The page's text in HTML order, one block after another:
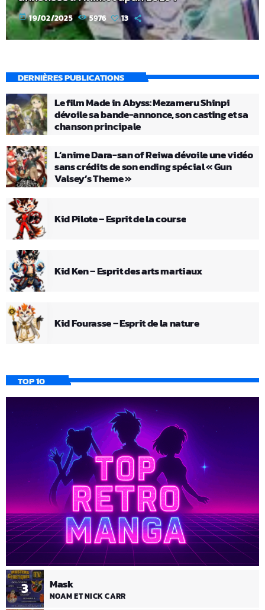
today 19/02/2025 5976 13
DERNIÈRES PUBLICATIONS
Le film Made in Abyss: Mezameru Shinpi
dévoile sa bande-annonce, son casting et sa
chanson principale
L’anime Dara-san of Reiwa dévoile une vidéo
sans crédits de son ending spécial « Gun
Valsey’s Theme »
Kid Pilote – Esprit de la course
Kid Ken – Esprit des arts martiaux
Kid Fourasse – Esprit de la nature
TOP 10
3 Mask
NOAM ET NICK CARR